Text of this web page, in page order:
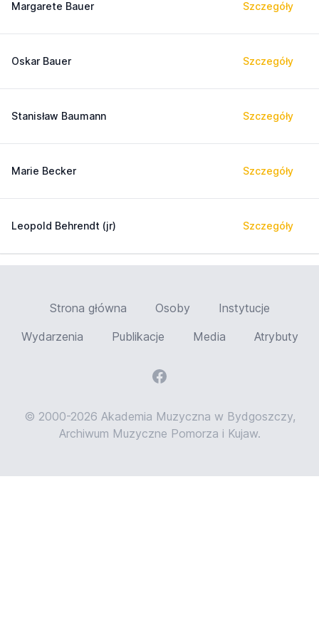
Margarete Bauer Szczegóły
Oskar Bauer Szczegóły
Stanisław Baumann Szczegóły
Marie Becker Szczegóły
Leopold Behrendt (jr) Szczegóły
Strona główna Osoby
Instytucje
Wydarzenia
Publikacje Media Atrybuty
© 2000-2026 Akademia Muzyczna w Bydgoszczy,
Archiwum Muzyczne Pomorza i Kujaw.